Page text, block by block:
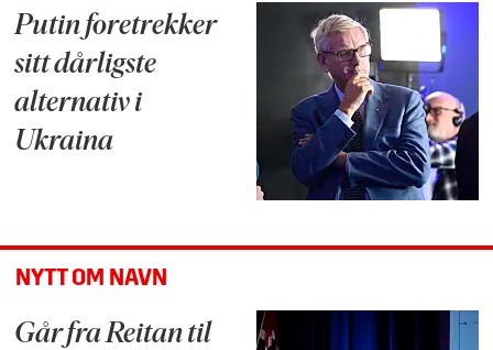
Putin foretrekker
sitt dårligste
alternativ i
Ukraina
NYTT OM NAVN
Går fra Reitan til